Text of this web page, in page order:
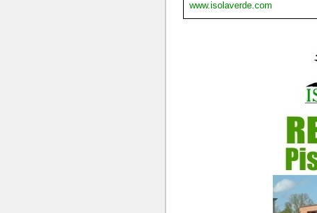
www.isolaverde.com